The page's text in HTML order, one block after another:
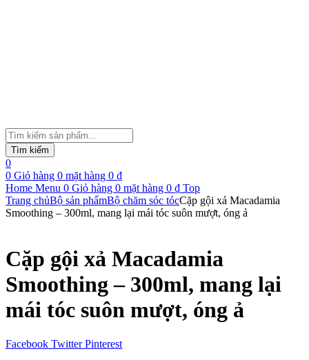
Tìm
kiếm
sản
phẩm
Tìm kiếm
0
0 Giỏ hàng 0 mặt hàng 0 ₫
Home Menu 0 Giỏ hàng 0 mặt hàng 0 ₫ Top
Trang chủBộ sản phẩmBộ chăm sóc tócCặp gội xả Macadamia
Smoothing – 300ml, mang lại mái tóc suôn mượt, óng ả
Cặp gội xả Macadamia
Smoothing – 300ml, mang lại
mái tóc suôn mượt, óng ả
Facebook Twitter Pinterest